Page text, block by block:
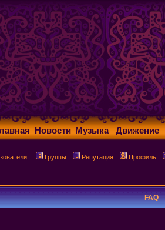
Новости Музыка Движение
Группы Репутация Профиль
FAQ